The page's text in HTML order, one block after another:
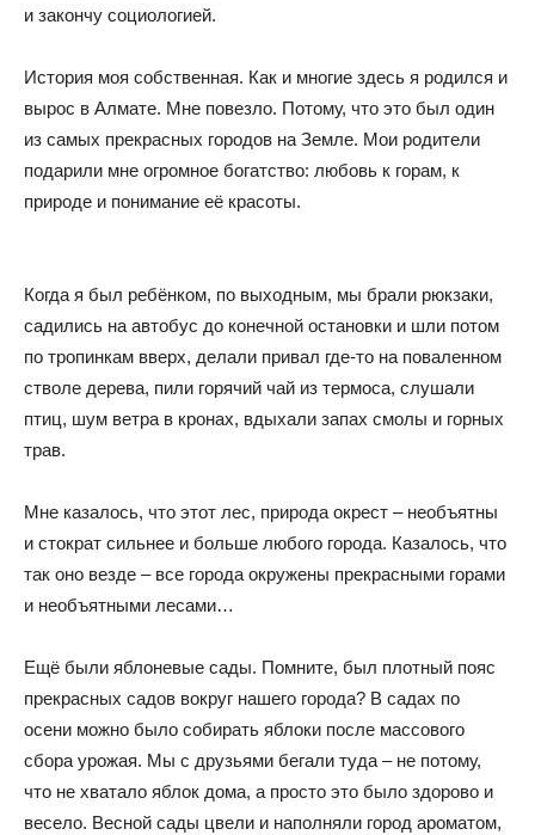
и закончу социологией.
История моя собственная. Как и многие здесь я родился и
вырос в Алмате. Мне повезло. Потому, что это был один
из самых прекрасных городов на Земле. Мои родители
подарили мне огромное богатство: любовь к горам, к
природе и понимание её красоты.
Когда я был ребёнком, по выходным, мы брали рюкзаки,
садились на автобус до конечной остановки и шли потом
по тропинкам вверх, делали привал где-то на поваленном
стволе дерева, пили горячий чай из термоса, слушали
птиц, шум ветра в кронах, вдыхали запах смолы и горных
трав.
Мне казалось, что этот лес, природа окрест – необъятны
и стократ сильнее и больше любого города. Казалось, что
так оно везде – все города окружены прекрасными горами
и необъятными лесами…
Ещё были яблоневые сады. Помните, был плотный пояс
прекрасных садов вокруг нашего города? В садах по
осени можно было собирать яблоки после массового
сбора урожая. Мы с друзьями бегали туда – не потому,
что не хватало яблок дома, а просто это было здорово и
весело. Весной сады цвели и наполняли город ароматом,